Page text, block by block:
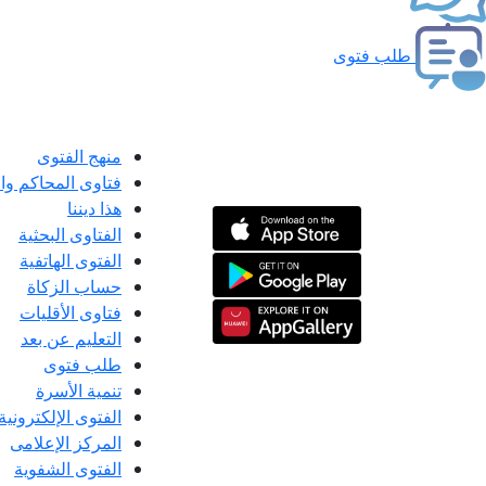
طلب فتوى
منهج الفتوى
فتاوى المحاكم
هذا ديننا
الفتاوى البحثية
الفتوى الهاتفية
حساب الزكاة
فتاوى الأقليات
التعليم عن بعد
طلب فتوى
تنمية الأسرة
الفتوى الإلكترونية
المركز الإعلامى
الفتوى الشفوية